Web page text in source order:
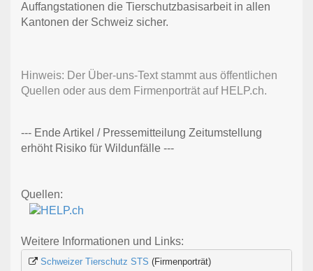
Auffangstationen die Tierschutzbasisarbeit in allen
Kantonen der Schweiz sicher.
Hinweis: Der Über-uns-Text stammt aus öffentlichen
Quellen oder aus dem Firmenporträt auf HELP.ch.
--- Ende Artikel / Pressemitteilung Zeitumstellung
erhöht Risiko für Wildunfälle ---
Quellen:
Weitere Informationen und Links:
Schweizer Tierschutz STS (Firmenporträt)